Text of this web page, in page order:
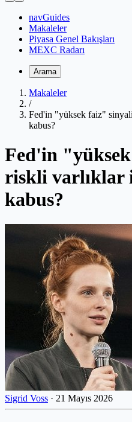
navGuides
Makaleler
Piyasa Genel Bakışları
MEXC Radarı
Arama
Makaleler
/
Fed'in "yüksek faiz"
kabus?
Fed'in
riskli varlıklar
kabus?
Sigrid Voss · 21 Mayıs 2026